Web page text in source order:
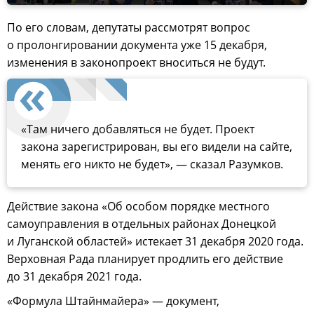
По его словам, депутаты рассмотрят вопрос
о пролонгировании документа уже 15 декабря,
изменения в законопроект вноситься не будут.
«Там ничего добавляться не будет. Проект
закона зарегистрирован, вы его видели на сайте,
менять его никто не будет», — сказал Разумков.
Действие закона «Об особом порядке местного
самоуправления в отдельных районах Донецкой
и Луганской областей» истекает 31 декабря 2020 года.
Верховная Рада планирует продлить его действие
до 31 декабря 2021 года.
«Формула Штайнмайера» — документ,